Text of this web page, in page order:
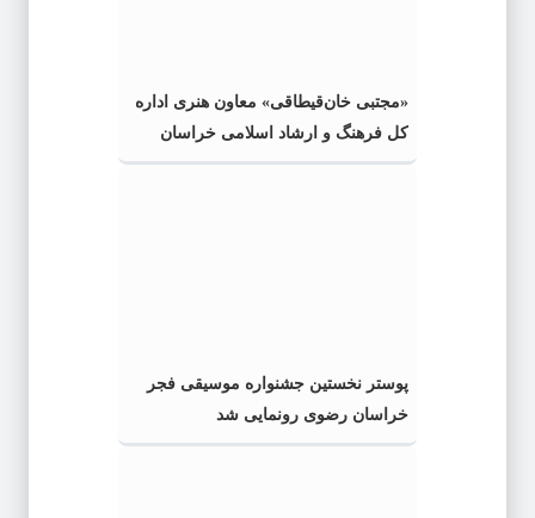
«مجتبی خان‌قیطاقی» معاون هنری اداره
کل فرهنگ و ارشاد اسلامی خراسان
رضوی شد
پوستر نخستین جشنواره موسیقی فجر
خراسان رضوی رونمایی شد